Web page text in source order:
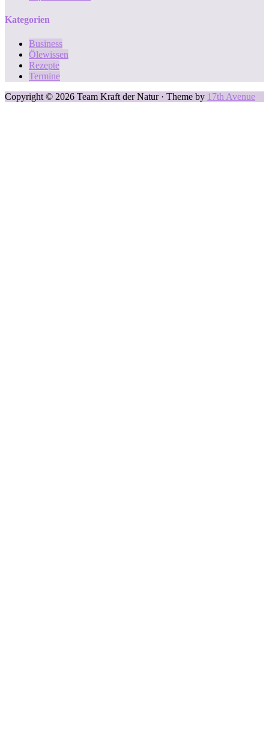
Kategorien
Business
Ölewissen
Rezepte
Termine
Copyright © 2026 Team Kraft der Natur · Theme by 17th Avenue